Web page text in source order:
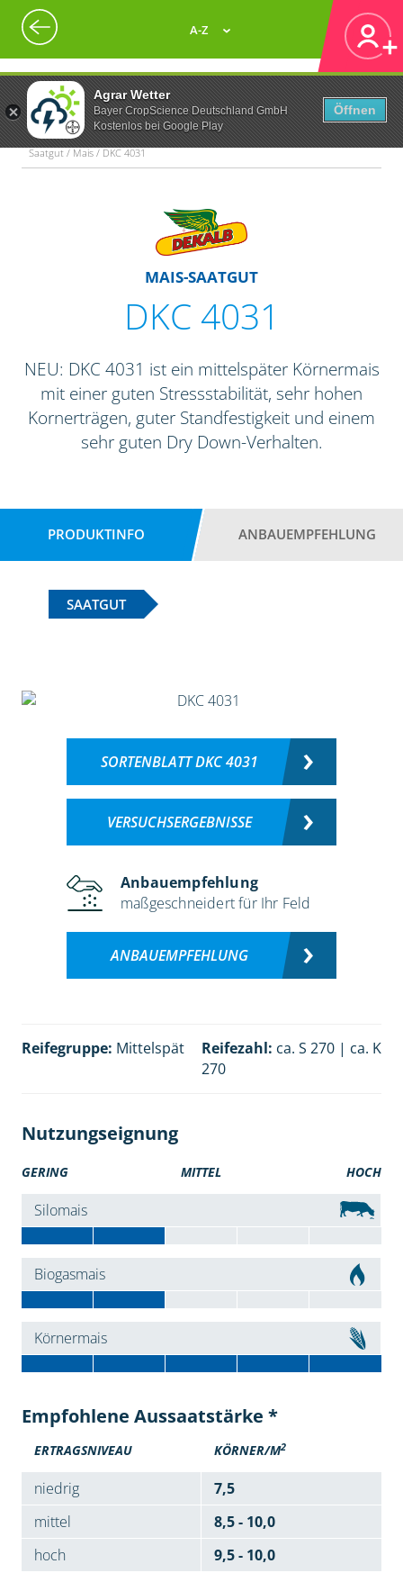
Agrar Wetter
Bayer CropScience Deutschland GmbH
Kostenlos bei Google Play
Öffnen
A-Z
Saatgut / Mais / DKC 4031
MAIS-SAATGUT
DKC 4031
NEU: DKC 4031 ist ein mittelspäter Körnermais
mit einer guten Stressstabilität, sehr hohen
Kornerträgen, guter Standfestigkeit und einem
sehr guten Dry Down-Verhalten.
PRODUKTINFO ANBAUEMPFEHLUNG
SAATGUT
SORTENBLATT DKC 4031
VERSUCHSERGEBNISSE
Anbauempfehlung
maßgeschneidert für Ihr Feld
ANBAUEMPFEHLUNG
Reifegruppe: Mittelspät Reifezahl: ca. S 270 | ca. K
270
Nutzungseignung
GERING MITTEL HOCH
Silomais
Biogasmais
Körnermais
Empfohlene Aussaatstärke *
ERTRAGSNIVEAU KÖRNER/M2
niedrig
7,5
mittel
8,5 - 10,0
hoch
9,5 - 10,0